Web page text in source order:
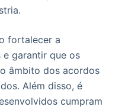
fortalecer a
garantir que os
âmbito dos acordos
Além disso, é
cumpram